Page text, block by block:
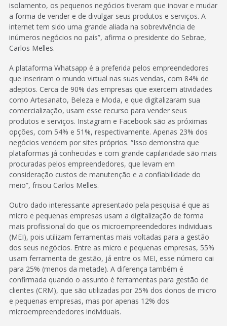
isolamento, os pequenos negócios tiveram que inovar e mudar
a forma de vender e de divulgar seus produtos e serviços. A
internet tem sido uma grande aliada na sobrevivência de
inúmeros negócios no país”, afirma o presidente do Sebrae,
Carlos Melles.
A plataforma Whatsapp é a preferida pelos empreendedores
que inseriram o mundo virtual nas suas vendas, com 84% de
adeptos. Cerca de 90% das empresas que exercem atividades
como Artesanato, Beleza e Moda, e que digitalizaram sua
comercialização, usam esse recurso para vender seus
produtos e serviços. Instagram e Facebook são as próximas
opções, com 54% e 51%, respectivamente. Apenas 23% dos
negócios vendem por sites próprios. “Isso demonstra que
plataformas já conhecidas e com grande capilaridade são mais
procuradas pelos empreendedores, que levam em
consideração custos de manutenção e a confiabilidade do
meio”, frisou Carlos Melles.
Outro dado interessante apresentado pela pesquisa é que as
micro e pequenas empresas usam a digitalização de forma
mais profissional do que os microempreendedores individuais
(MEI), pois utilizam ferramentas mais voltadas para a gestão
dos seus negócios. Entre as micro e pequenas empresas, 55%
usam ferramenta de gestão, já entre os MEI, esse número cai
para 25% (menos da metade). A diferença também é
confirmada quando o assunto é ferramentas para gestão de
clientes (CRM), que são utilizadas por 25% dos donos de micro
e pequenas empresas, mas por apenas 12% dos
microempreendedores individuais.